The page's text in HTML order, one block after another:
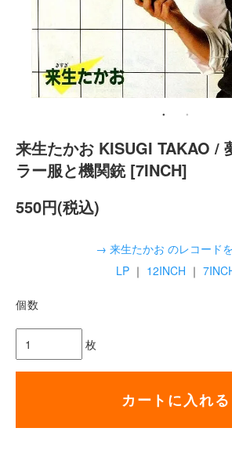
来生たかお KISUGI TAKAO /
ラー服と機関銃 [7INCH]
550円(税込)
→ 来生たかお のレコード
LP｜ 12INCH ｜
個数
枚
カートに入れる